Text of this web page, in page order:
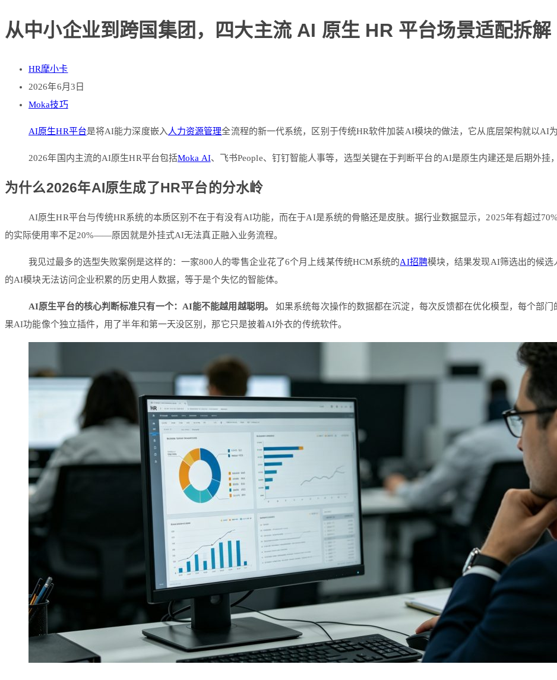
从中小企业到跨国集团，四大主流 AI 原生 HR 平台场景适配拆解
HR摩小卡
2026年6月3日
Moka技巧
AI原生HR平台是将AI能力深度嵌入 人力资源管理全流程的新一代系统，区别于传统HR软件加装AI模块的做法，它从底层架构就以AI为
2026年国内主流的AI原生HR平台包括Moka AI、飞书People、钉钉智能人事等，选型关键在于判断平台的AI是原生内建还是后期外挂
为什么2026年AI原生成了HR平台的分水岭
AI原生HR平台与传统HR系统的本质区别不在于有没有AI功能，而在于AI是系统的骨骼还是皮肤。据行业数据显示，2025年有超过
的实际使用率不足20%——原因就是外挂式AI无法真正融入业务流程。
我见过最多的选型失败案例是这样的：一家800人的零售企业花了6个月上线某传统HCM系统的AI招聘模块，结果发现AI筛选出的候
的AI模块无法访问企业积累的历史用人数据，等于是个失忆的智能体。
AI原生平台的核心判断标准只有一个：AI能不能越用越聪明。
如果系统每次操作的数据都在沉淀，每次反馈都在优化模型，每个部
果AI功能像个独立插件，用了半年和第一天没区别，那它只是披着AI外衣的传统软件。